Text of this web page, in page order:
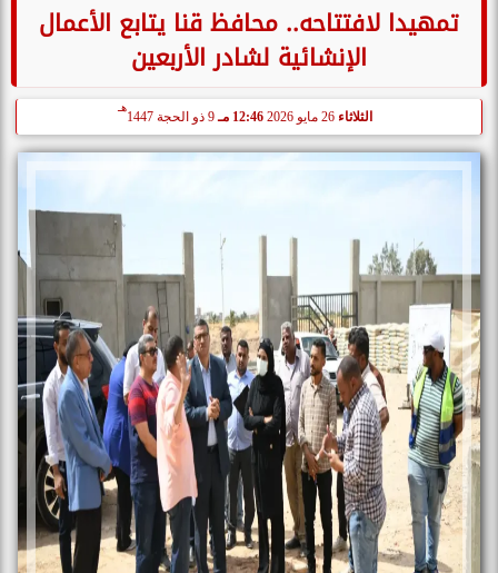
تمهيدا لافتتاحه.. محافظ قنا يتابع الأعمال
الإنشائية لشادر الأربعين
الثلاثاء 26 مايو 2026 12:46 مـ 9 ذو الحجة 1447
هـ